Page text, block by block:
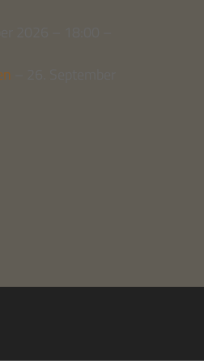
2026 – 18:00 –